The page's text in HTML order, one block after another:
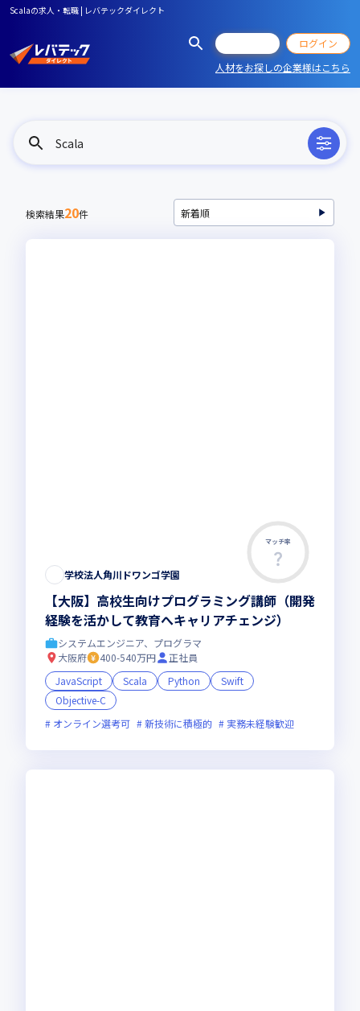
Scalaの求人・転職 | レバテックダイレクト
ログイン
人材をお探しの企業様はこちら
Scala
検索結果20件
マッチ率
学校法人角川ドワンゴ学園
【大阪】高校生向けプログラミング講師（開発
経験を活かして教育へキャリアチェンジ）
システムエンジニア、プログラマ
大阪府
400-540万円
正社員
JavaScript
Scala Python
Swift
Objective-C
オンライン選考可
新技術に積極的 実務未経験歓迎